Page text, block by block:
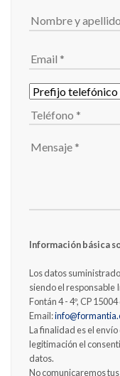
Información básica
Los datos
siendo el responsable
Fontán 4 - 4º, CP
Email:
La finalidad es el
legitimación el
datos.
No comunicaremos